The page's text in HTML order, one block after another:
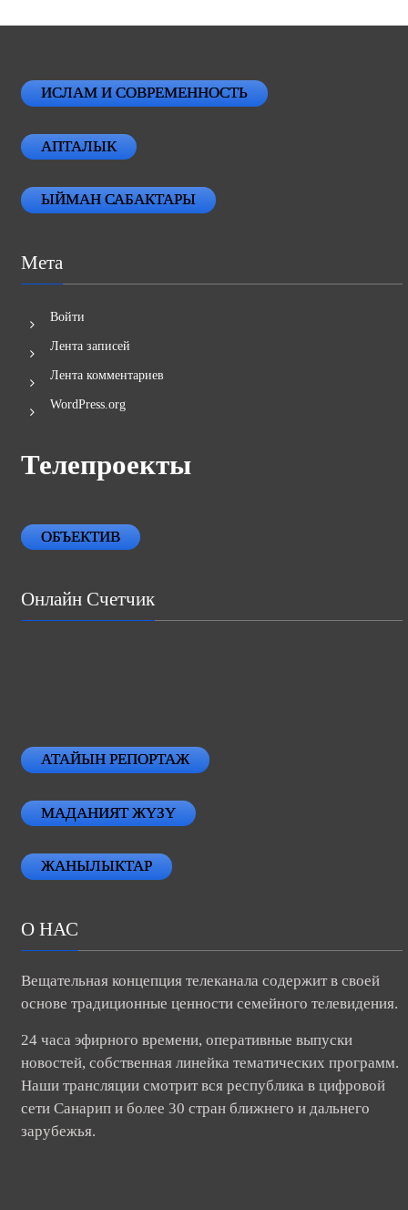
ИСЛАМ И СОВРЕМЕННОСТЬ
АПТАЛЫК
ЫЙМАН САБАКТАРЫ
Мета
Войти
Лента записей
Лента комментариев
WordPress.org
Телепроекты
ОБЪЕКТИВ
Онлайн Счетчик
АТАЙЫН РЕПОРТАЖ
МАДАНИЯТ ЖҮЗҮ
ЖАНЫЛЫКТАР
О НАС
Вещательная концепция телеканала содержит в своей
основе традиционные ценности семейного телевидения.
24 часа эфирного времени, оперативные выпуски
новостей, собственная линейка тематических программ.
Наши трансляции смотрит вся республика в цифровой
сети Санарип и более 30 стран ближнего и дальнего
зарубежья.